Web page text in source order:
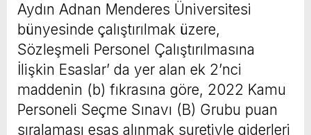
Aydın Adnan Menderes Üniversitesi
bünyesinde çalıştırılmak üzere,
Sözleşmeli Personel Çalıştırılmasına
İlişkin Esaslar’ da yer alan ek 2’nci
maddenin (b) fıkrasına göre, 2022 Kamu
Personeli Seçme Sınavı (B) Grubu puan
sıralaması esas alınmak suretiyle giderleri